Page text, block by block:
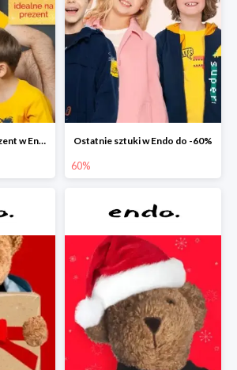
Piżamy idealne na prezent w Endo do -50% Ostatnie sztuki w Endo do -60%
60%